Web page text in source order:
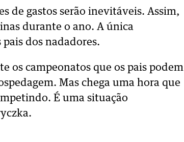
de gastos serão inevitáveis. Assim,
durante o ano. A única
dos nadadores.
os campeonatos que os pais podem
Mas chega uma hora que
É uma situação